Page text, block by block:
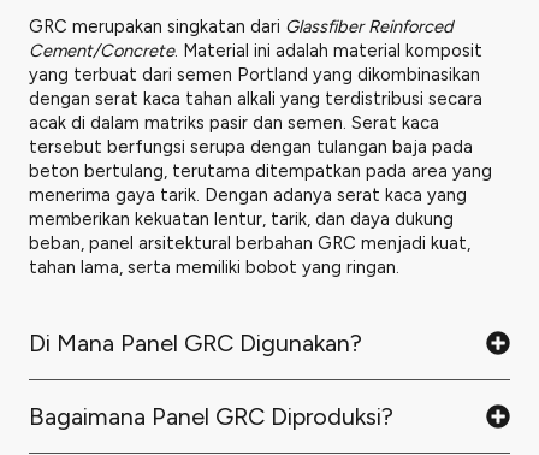
GRC merupakan singkatan dari Glassfiber Reinforced
Cement/Concrete. Material ini adalah material komposit
yang terbuat dari semen Portland yang dikombinasikan
dengan serat kaca tahan alkali yang terdistribusi secara
acak di dalam matriks pasir dan semen. Serat kaca
tersebut berfungsi serupa dengan tulangan baja pada
beton bertulang, terutama ditempatkan pada area yang
menerima gaya tarik. Dengan adanya serat kaca yang
memberikan kekuatan lentur, tarik, dan daya dukung
beban, panel arsitektural berbahan GRC menjadi kuat,
tahan lama, serta memiliki bobot yang ringan.
Di Mana Panel GRC Digunakan?
Bagaimana Panel GRC Diproduksi?